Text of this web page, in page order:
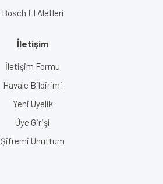
Bosch El Aletleri
İletişim
İletişim Formu
Havale Bildirimi
Yeni Üyelik
Üye Girişi
Şifremi Unuttum